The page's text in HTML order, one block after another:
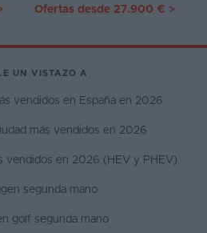
Ofertas desde 27.900 € >
UN VISTAZO A
vendidos en España en 2026
más vendidos en 2026
vendidos en 2026 (HEV y PHEV)
segunda mano
golf segunda mano